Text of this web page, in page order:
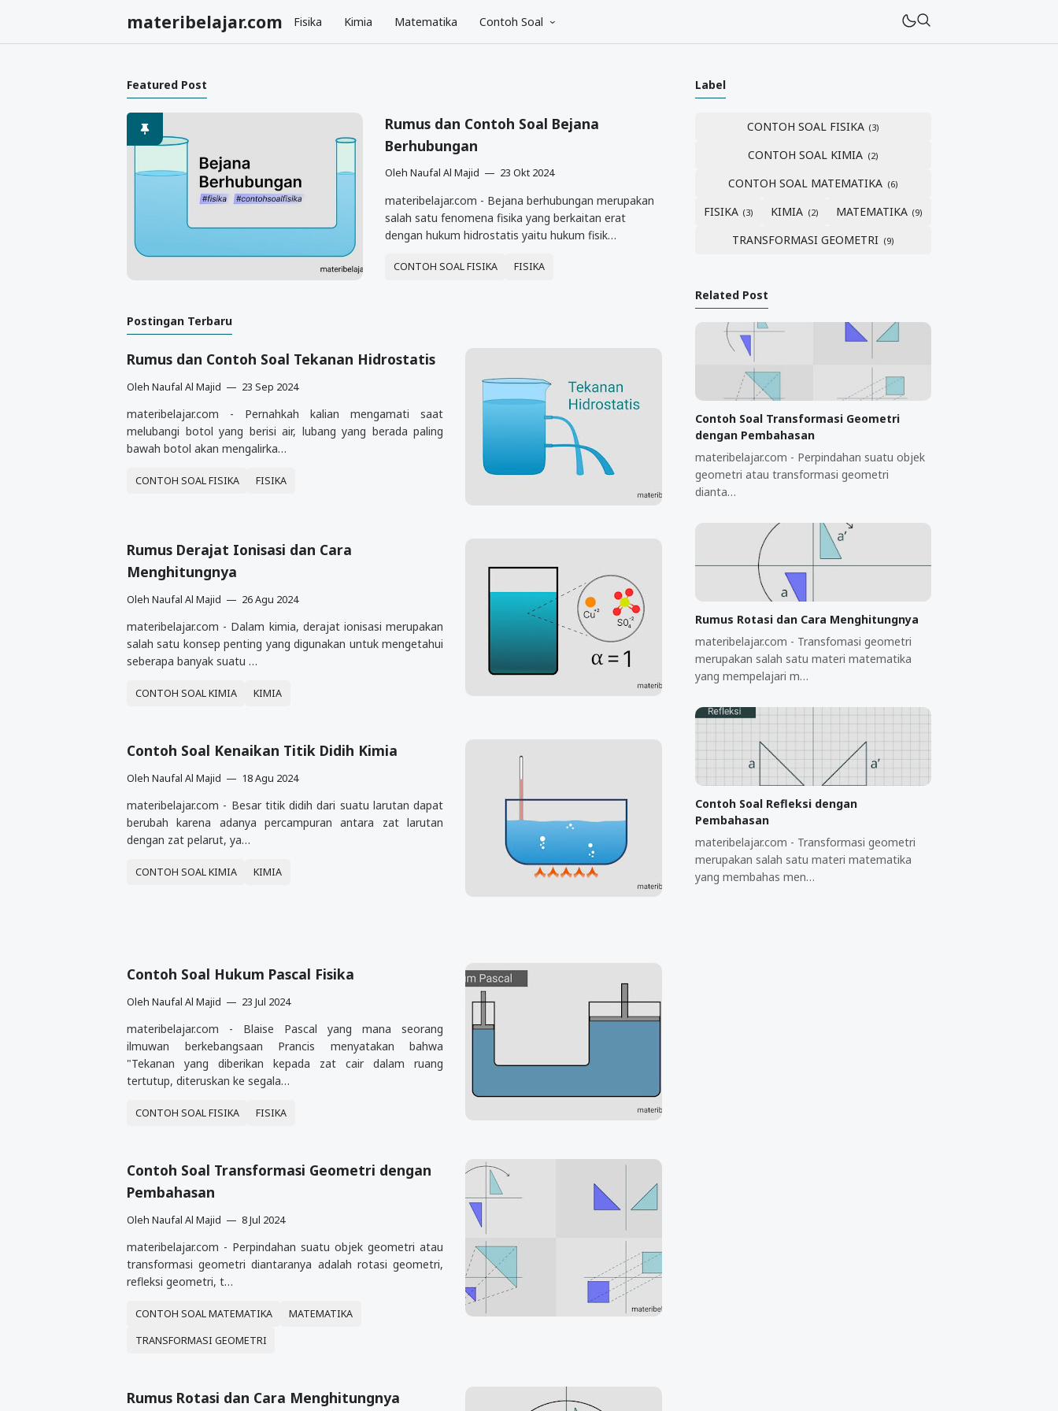
materibelajar.com Fisika Kimia Matematika Contoh Soal
Featured Post
Rumus dan Contoh Soal Bejana
Berhubungan
Oleh Naufal Al Majid 23 Okt 2024
materibelajar.com - Bejana berhubungan merupakan
salah satu fenomena fisika yang berkaitan erat
dengan hukum hidrostatis yaitu hukum fisik…
CONTOH SOAL FISIKA FISIKA
Postingan Terbaru
Rumus dan Contoh Soal Tekanan Hidrostatis
Oleh Naufal Al Majid 23 Sep 2024
materibelajar.com - Pernahkah kalian mengamati saat
melubangi botol yang berisi air, lubang yang berada paling
bawah botol akan mengalirka…
CONTOH SOAL FISIKA FISIKA
Rumus Derajat Ionisasi dan Cara
Menghitungnya
Oleh Naufal Al Majid 26 Agu 2024
materibelajar.com - Dalam kimia, derajat ionisasi merupakan
salah satu konsep penting yang digunakan untuk mengetahui
seberapa banyak suatu …
CONTOH SOAL KIMIA KIMIA
Contoh Soal Kenaikan Titik Didih Kimia
Oleh Naufal Al Majid 18 Agu 2024
materibelajar.com - Besar titik didih dari suatu larutan dapat
berubah karena adanya percampuran antara zat larutan
dengan zat pelarut, ya…
CONTOH SOAL KIMIA KIMIA
Contoh Soal Hukum Pascal Fisika
Oleh Naufal Al Majid 23 Jul 2024
materibelajar.com - Blaise Pascal yang mana seorang
ilmuwan berkebangsaan Prancis menyatakan bahwa
"Tekanan yang diberikan kepada zat cair dalam ruang
tertutup, diteruskan ke segala…
CONTOH SOAL FISIKA FISIKA
Contoh Soal Transformasi Geometri dengan
Pembahasan
Oleh Naufal Al Majid 8 Jul 2024
materibelajar.com - Perpindahan suatu objek geometri atau
transformasi geometri diantaranya adalah rotasi geometri,
refleksi geometri, t…
CONTOH SOAL MATEMATIKA
MATEMATIKA
TRANSFORMASI GEOMETRI
Rumus Rotasi dan Cara Menghitungnya
Label
CONTOH SOAL FISIKA
CONTOH SOAL KIMIA
CONTOH SOAL MATEMATIKA
FISIKA
KIMIA
MATEMATIKA
TRANSFORMASI GEOMETRI
Related Post
Contoh Soal Transformasi Geometri
dengan Pembahasan
materibelajar.com - Perpindahan suatu objek
geometri atau transformasi geometri
dianta…
Rumus Rotasi dan Cara Menghitungnya
materibelajar.com - Transfomasi geometri
merupakan salah satu materi matematika
yang mempelajari m…
Contoh Soal Refleksi dengan
Pembahasan
materibelajar.com - Transformasi geometri
merupakan salah satu materi matematika
yang membahas men…